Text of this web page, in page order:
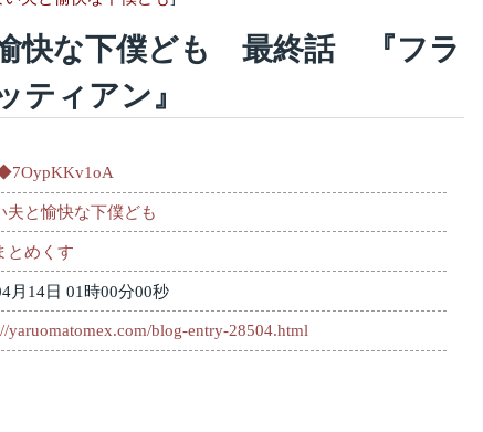
快な下僕ども 最終話 『フラ
ティアン』
夫と愉快な下僕ども
とめくす
月14日 01時00分00秒
yaruomatomex.com/blog-entry-28504.html